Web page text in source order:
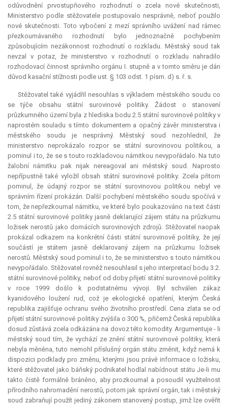
odůvodnění prvostupňového rozhodnutí o zcela nové skutečnosti,
Ministerstvo podle stěžovatele postupovalo nesprávně, neboť použilo
nové skutečnosti. Toto vybočení z mezí správního uvážení nad rámec
přezkoumávaného rozhodnutí bylo jednoznačně pochybením
způsobujícím nezákonnost rozhodnutí o rozkladu. Městský soud tak
nevzal v potaz, že ministerstvo v rozhodnutí o rozkladu nahradilo
rozhodovací činnost správního orgánu I. stupně a v tomto směru je dán
důvod kasační stížnosti podle ust. § 103 odst. 1 písm. d) s. ř. s.
Stěžovatel také vyjádřil nesouhlas s výkladem městského soudu co
se týče obsahu státní surovinové politiky. Žádost o stanovení
průzkumného území byla z hlediska bodu 2.5 státní surovinové politiky v
naprostém souladu s tímto dokumentem a opačný závěr ministerstva i
městského soudu je nesprávný. Městský soud nezohlednil, že
ministerstvo neprokázalo rozpor se státní surovinovou politikou, a
pominul i to, že se s touto rozkladovou námitkou nevypořádalo. Na tuto
žalobní námitku pak nijak nereagoval ani městský soud. Naprosto
nepřípustně také vyložil obsah státní surovinové politiky. Zcela přitom
pominul, že údajný rozpor se státní surovinovou politikou nebyl ve
správním řízení prokázán. Další pochybení městského soudu spočívá v
tom, že nepřezkoumal námitku, ve které bylo poukazováno na text části
2.5 státní surovinové politiky jasně deklarující zájem státu na průzkumu
ložisek nerostů jako domácích surovinových zdrojů. Stěžovatel naopak
prokázal odkazem na konkrétní části státní surovinové politiky, že její
součástí je státem jasně deklarovaný zájem na průzkumu ložisek
nerostů. Městský soud pominul i to, že se ministerstvo s touto námitkou
nevypořádalo. Stěžovatel rovněž nesouhlasil s jeho interpretací bodu 3.2.
státní surovinové politiky, neboť od doby přijetí státní surovinové politiky
v roce 1999 došlo k podstatnému vývoji. Byl schválen zákaz
kyanidového loužení rud, což je ekologické opatření, kterým Česká
republika zajišťuje ochranu svého životního prostředí. Cena zlata se od
přijetí státní surovinové politiky zvýšila o 300 %, přičemž Česká republika
dosud zůstává zcela odkázána na dovoz této komodity. Argumentuje - li
městský soud tím, že vychází ze znění státní surovinové politiky, která
nebyla měněna, tuto nemohl příslušný orgán státu změnit, když nemá k
dispozici podklady pro změnu, kterými jsou právě informace o ložisku,
které stěžovatel jako báňský podnikatel hodlal nabídnout státu Je-li mu
takto čistě formálně bráněno, aby prozkoumal a posoudil využitelnost
přírodního nahromadění nerostů, potom jak správní orgán, tak i městský
soud zabraňují použít jediný zákonem stanovený postup, jimž lze ověřit